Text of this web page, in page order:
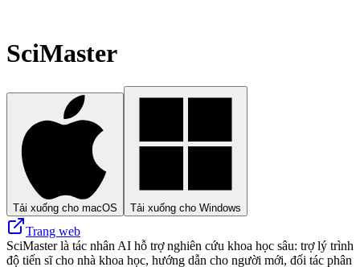
SciMaster
Tải xuống cho macOS Tải xuống cho Windows
Trang web
SciMaster là tác nhân AI hỗ trợ nghiên cứu khoa học sâu: trợ lý trình
độ tiến sĩ cho nhà khoa học, hướng dẫn cho người mới, đối tác phân